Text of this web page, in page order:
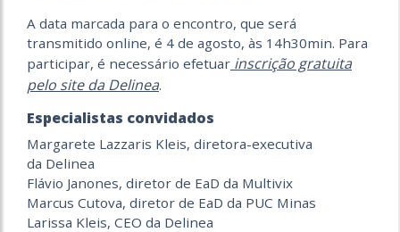
A data marcada para o encontro, que será
transmitido online, é 4 de agosto, às 14h30min. Para
participar, é necessário efetuar inscrição gratuita
pelo site da Delinea.
Especialistas convidados
Margarete Lazzaris Kleis, diretora-executiva
da Delinea
Flávio Janones, diretor de EaD da Multivix
Marcus Cutova, diretor de EaD da PUC Minas
Larissa Kleis, CEO da Delinea